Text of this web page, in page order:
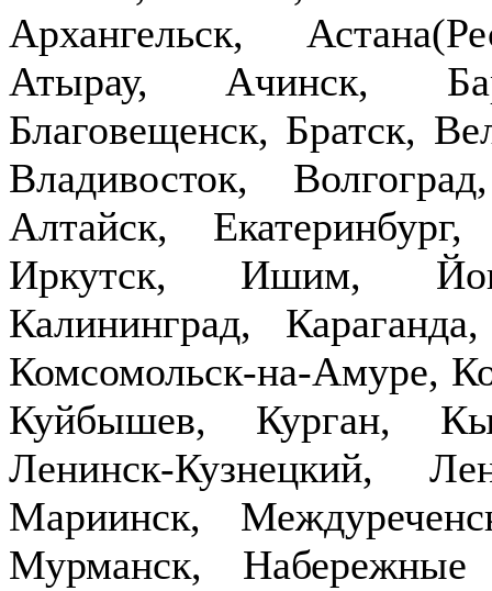
Архангельск,
Атырау, Ачинск,
Благовещенск, Братск,
Владивосток,
Алтайск,
Иркутск, Ишим,
Калининград,
Комсомольск-на-Амуре,
Куйбышев, Курган,
Ленинск-Кузнецкий,
Мариинск,
Мурманск,